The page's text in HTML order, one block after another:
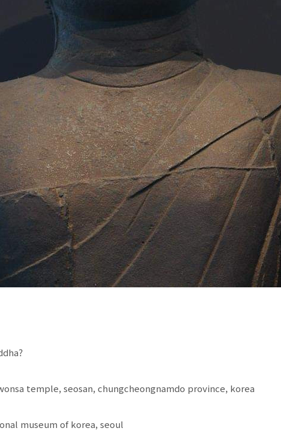
temple, seosan, chungcheongnamdo province, korea
museum of korea, seoul